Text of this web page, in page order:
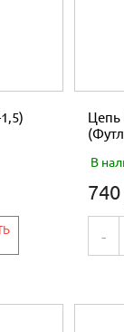
Цепь
В
-